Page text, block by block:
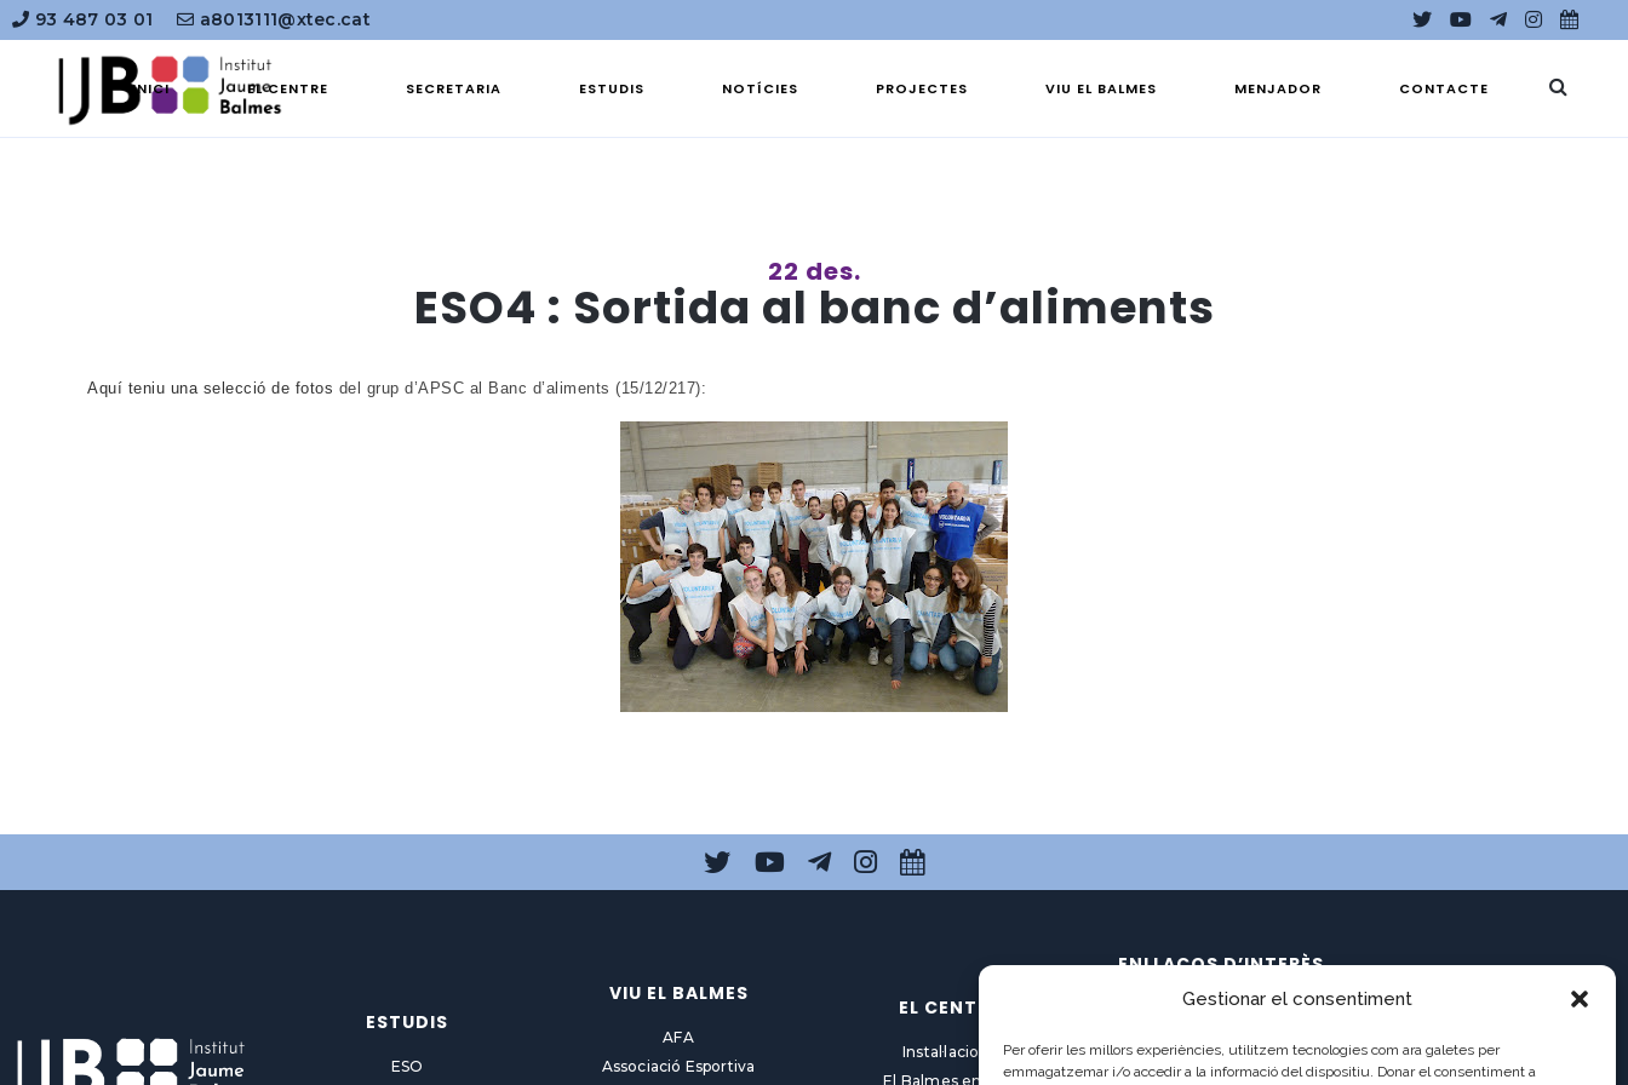
Gestionar el consentiment
Per oferir les millors experiències, utilitzem tecnologies com ara galetes per
emmagatzemar i/o accedir a la informació del dispositiu. Donar el consentiment a
93 487 03 01 a8013111@xtec.cat
INICI EL CENTRE SECRETARIA ESTUDIS NOTÍCIES PROJECTES VIU EL BALMES MENJADOR CONTACTE
22 des.
ESO4 : Sortida al banc d’aliments
Aquí teniu una selecció de fotos del grup d’APSC al Banc d’aliments (15/12/217):
ESTUDIS
ESO
VIU EL BALMES
AFA
Associació Esportiva
EL CENTRE
Instal·lacions
El Balmes en línia
ENLLAÇOS D’INTERÈS
Calendari
Ràdio Balmes
08009 Barcelona